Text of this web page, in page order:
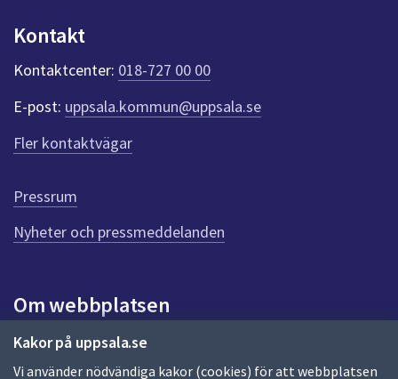
Kakor på uppsala.se
Vi använder nödvändiga kakor (cookies) för att webbplatsen
k
t
e
r
f
ö
r
e
n
n
a
d
a
Kontakt
Kontaktcenter: 018-727 00 00
E-post: uppsala.kommun@uppsala.se
Fler kontaktvägar
Pressrum
Nyheter och pressmeddelanden
Om webbplatsen
Om webbplatsen
Allmänna handlingar och diarium